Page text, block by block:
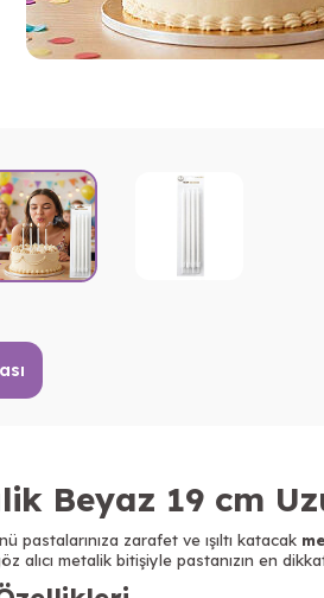
Beyaz 19 cm
pastalarınıza zarafet ve ışıltı katacak
alıcı metalik bitişiyle pastanızın en